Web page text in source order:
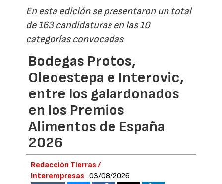
En esta edición se presentaron un total
de 163 candidaturas en las 10
categorías convocadas
Bodegas Protos,
Oleoestepa e Interovic,
entre los galardonados
en los Premios
Alimentos de España
2026
Redacción Tierras /
Interempresas
03/08/2026